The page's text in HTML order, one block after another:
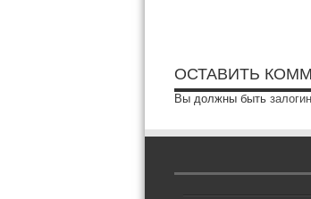
ОСТАВИТЬ
Вы должны быть